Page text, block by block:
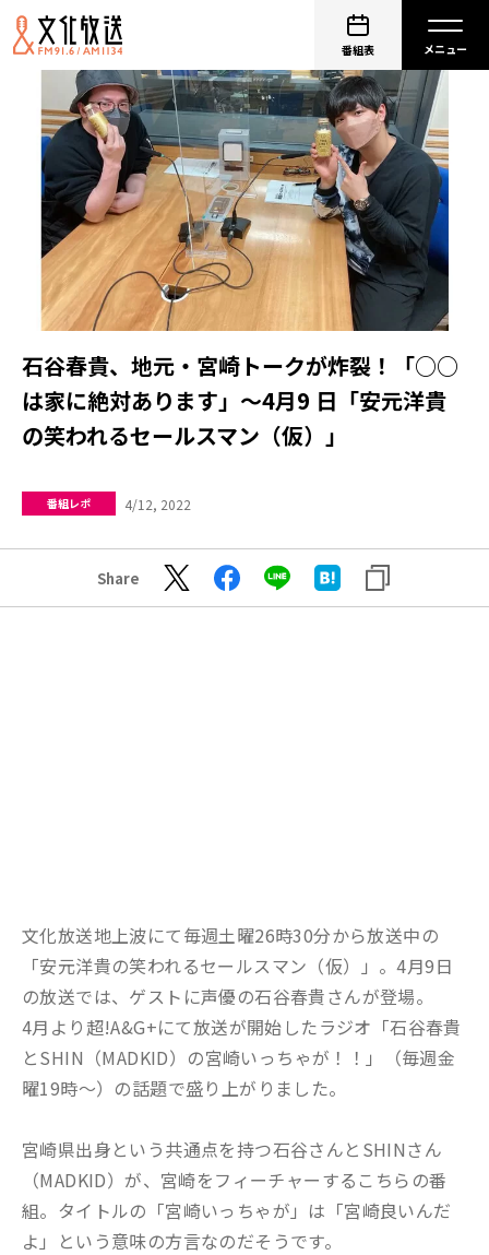
番組表
石谷春貴、地元・宮崎トークが炸裂！「○○
は家に絶対あります」～4月9 日「安元洋貴
の笑われるセールスマン（仮）」
番組レポ 4/12, 2022
Share
文化放送地上波にて毎週土曜26時30分から放送中の
「安元洋貴の笑われるセールスマン（仮）」。4月9日
の放送では、ゲストに声優の石谷春貴さんが登場。
4月より超!A&G+にて放送が開始したラジオ「石谷春貴
とSHIN（MADKID）の宮崎いっちゃが！！」（毎週金
曜19時～）の話題で盛り上がりました。
宮崎県出身という共通点を持つ石谷さんとSHINさん
（MADKID）が、宮崎をフィーチャーするこちらの番
組。タイトルの「宮崎いっちゃが」は「宮崎良いんだ
よ」という意味の方言なのだそうです。